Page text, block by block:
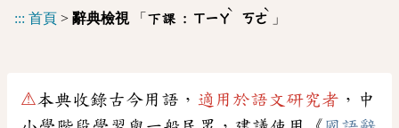
::: 首頁 > 辭典檢視「 下課 : ㄒㄧㄚ
ˋ
ㄎㄜ
ˋ
」
⚠本典收錄古今用語， 適用於語文研究者 ，中